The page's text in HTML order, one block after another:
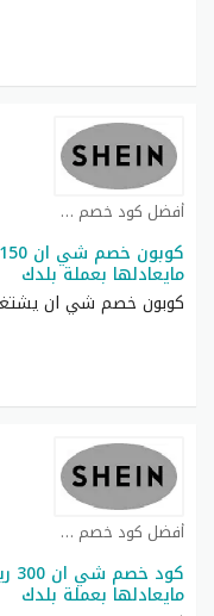
أفضل كود خصم شي ان كوبون
مايعادلها بعملة بلدك
كوبون خصم شي ان
أفضل كود خصم شي ان كوبون
مايعادلها بعملة بلدك